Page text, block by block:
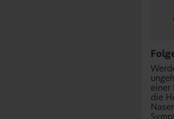
einer
die